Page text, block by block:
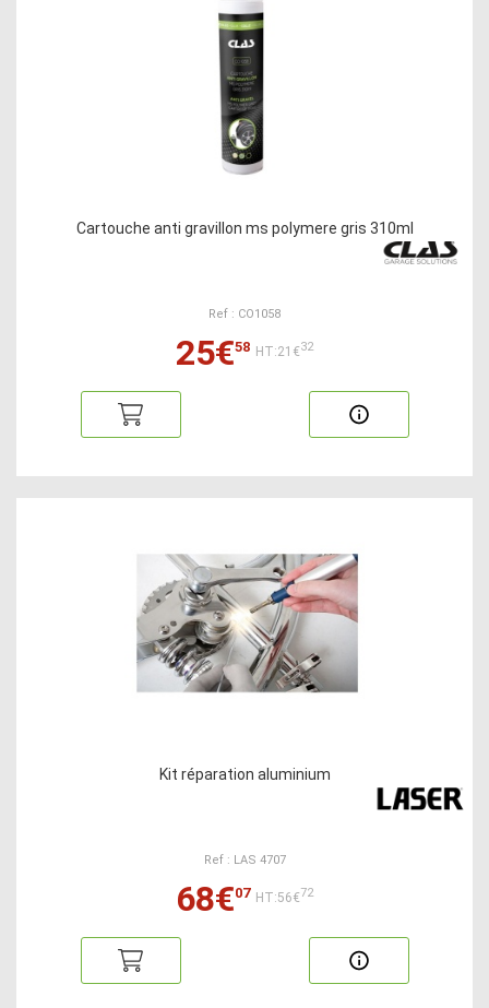
Cartouche anti gravillon ms polymere gris 310ml
Ref : CO1058
25€58 HT:21€32
Kit réparation aluminium
Ref : LAS 4707
68€07 HT:56€72